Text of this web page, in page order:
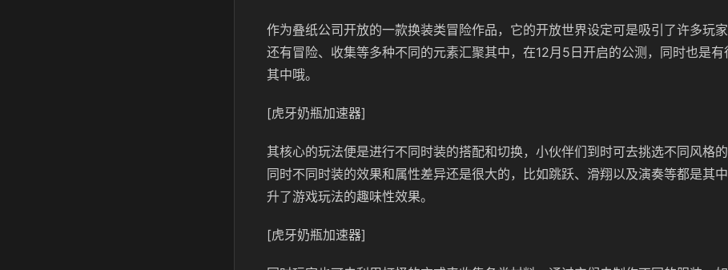
作为叠纸公司开放的一款换装类冒险作品，它的开放世界设定可是吸引了许多玩
还有冒险、收集等多种不同的元素汇聚其中，在12月5日开启的公测，同时也是有
其中哦。
[虎牙奶瓶加速器]
其核心的玩法便是进行不同时装的搭配和切换，小伙伴们到时可去挑选不同风格的
同时不同时装的效果和属性差异还是很大的，比如跳跃、滑翔以及演奏等都是其
升了游戏玩法的趣味性效果。
[虎牙奶瓶加速器]